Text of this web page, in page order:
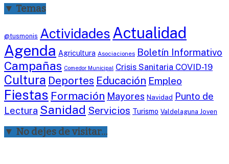
▼ Temas
@tusmonis ActividadesActualidad
Agenda Agricultura Asociaciones Boletín Informativo
Campañas Comedor Municipal Crisis Sanitaria COVID-19
Cultura Deportes Educación Empleo
Fiestas Formación Mayores Navidad Punto de
Lectura Sanidad Servicios Turismo Valdelaguna Joven
▼ No dejes de visitar…